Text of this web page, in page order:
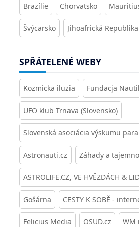
Brazílie Chorvatsko
Švýcarsko Jihoafrická Republika
SPŘÁTELENÉ WEBY
Kozmicka iluzia Fundacja
UFO klub Trnava (Slovensko)
Slovenská asociácia výskumu
Astronauti.cz Záhady a
ASTROLIFE.CZ, VE HVĚZDÁCH &
Gošárna CESTY K SOBĚ -
Felicius Media OSUD.cz WM